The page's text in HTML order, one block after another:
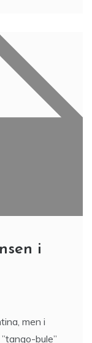
i
men i
bule”